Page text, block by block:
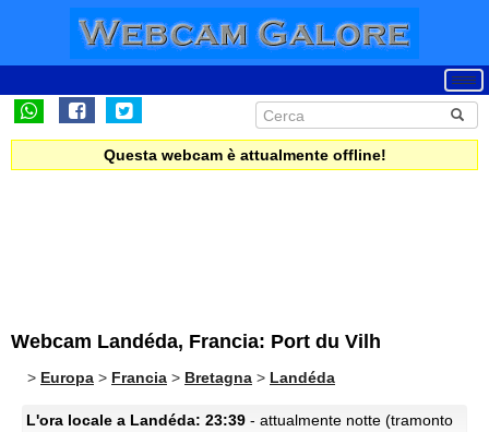
Questa webcam è attualmente offline!
Webcam Landéda, Francia: Port du Vilh
> Europa > Francia > Bretagna > Landéda
L'ora locale a Landéda: 23:39 - attualmente notte (tramonto